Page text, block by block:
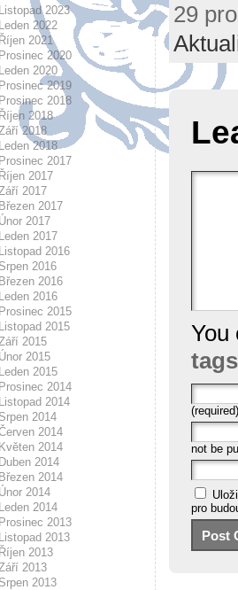
Listopad 2023
Leden 2022
Říjen 2021
Prosinec 2020
Leden 2020
Prosinec 2019
Prosinec 2018
Říjen 2018
2018
Leden 2018
Prosinec 2017
Říjen 2017
2017
Březen 2017
Únor 2017
Leden 2017
Listopad 2016
Srpen 2016
Březen 2016
Leden 2016
Prosinec 2015
Listopad 2015
2015
Únor 2015
Leden 2015
Prosinec 2014
Listopad 2014
Srpen 2014
2014
Květen 2014
Duben 2014
Březen 2014
Únor 2014
Leden 2014
Prosinec 2013
Listopad 2013
Říjen 2013
2013
Srpen 2013
29
You
tags
(required)
not be
pro